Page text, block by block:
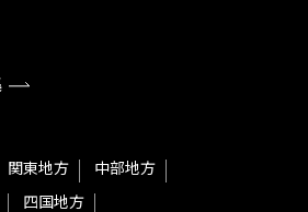
関東地方
中部地方
四国地方